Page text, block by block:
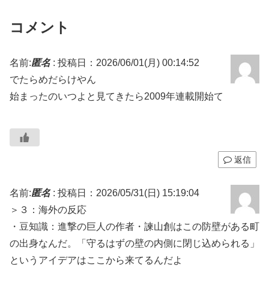
コメント
名前:匿名: 投稿日：2026/06/01(月) 00:14:52
でたらめだらけやん
始まったのいつよと見てきたら2009年連載開始て
返信
名前:匿名: 投稿日：2026/05/31(日) 15:19:04
＞３：海外の反応
・豆知識：進撃の巨人の作者・諫山創はこの防壁がある町
の出身なんだ。「守るはずの壁の内側に閉じ込められる」
というアイデアはここから来てるんだよ